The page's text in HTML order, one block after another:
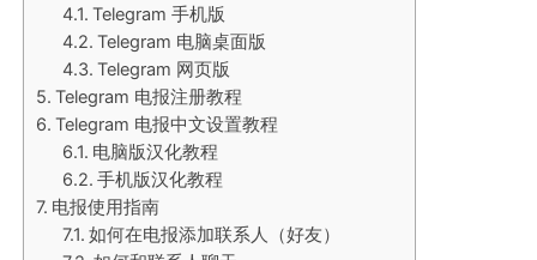
Telegram 手机版
Telegram 电脑桌面版
Telegram 网页版
Telegram 电报注册教程
Telegram 电报中文设置教程
电脑版汉化教程
手机版汉化教程
电报使用指南
如何在电报添加联系人（好友）